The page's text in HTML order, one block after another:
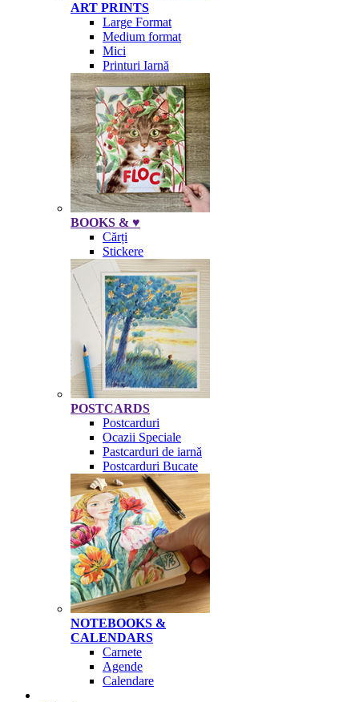
ART PRINTS
Large Format
Medium format
Mici
Printuri Iarnă
BOOKS & ♥
Cărți
Stickere
POSTCARDS
Postcarduri
Ocazii Speciale
Pastcarduri de iarnă
Postcarduri Bucate
NOTEBOOKS &
CALENDARS
Carnete
Agende
Calendare